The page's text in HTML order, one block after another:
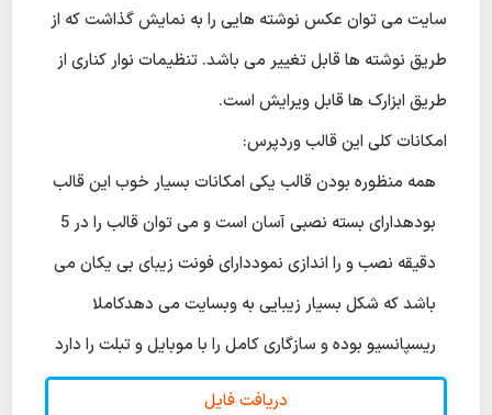
سایت می توان عکس نوشته هایی را به نمایش گذاشت که از
طریق نوشته ها قابل تغییر می باشد. تنظیمات نوار کناری از
طریق ابزارک ها قابل ویرایش است.
امکانات کلی این قالب وردپرس:
همه منظوره بودن قالب یکی امکانات بسیار خوب این قالب
بودهدارای بسته نصبی آسان است و می توان قالب را در 5
دقیقه نصب و را اندازی نموددارای فونت زیبای بی یکان می
باشد که شکل بسیار زیبایی به وبسایت می دهدکاملا
ریسپانسیو بوده و سازگاری کامل را با موبایل و تبلت را دارد
دریافت فایل